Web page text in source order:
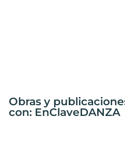
Obras y
con: EnClaveDANZA